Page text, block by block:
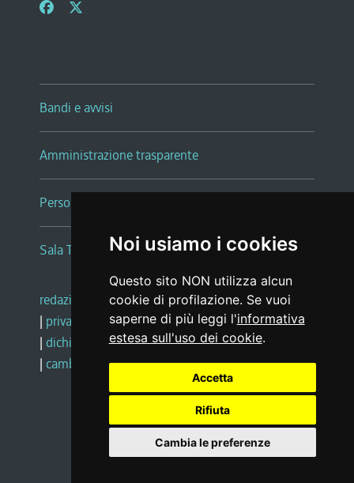
Noi usiamo i cookies
Questo sito NON utilizza alcun
cookie di profilazione. Se vuoi
saperne di più leggi l'informativa
estesa sull'uso dei cookie.
Accetta
Rifiuta
Cambia le preferenze
Bandi e avvisi
Amministrazione trasparente
Persone e Uffici
Sala Tiziano Tessitori
redazione web |note legali |glossario
| privacy
social media policy
| dichiarazione di accessibilità |feedback
| cambio preferenze cookie
Realizzato da